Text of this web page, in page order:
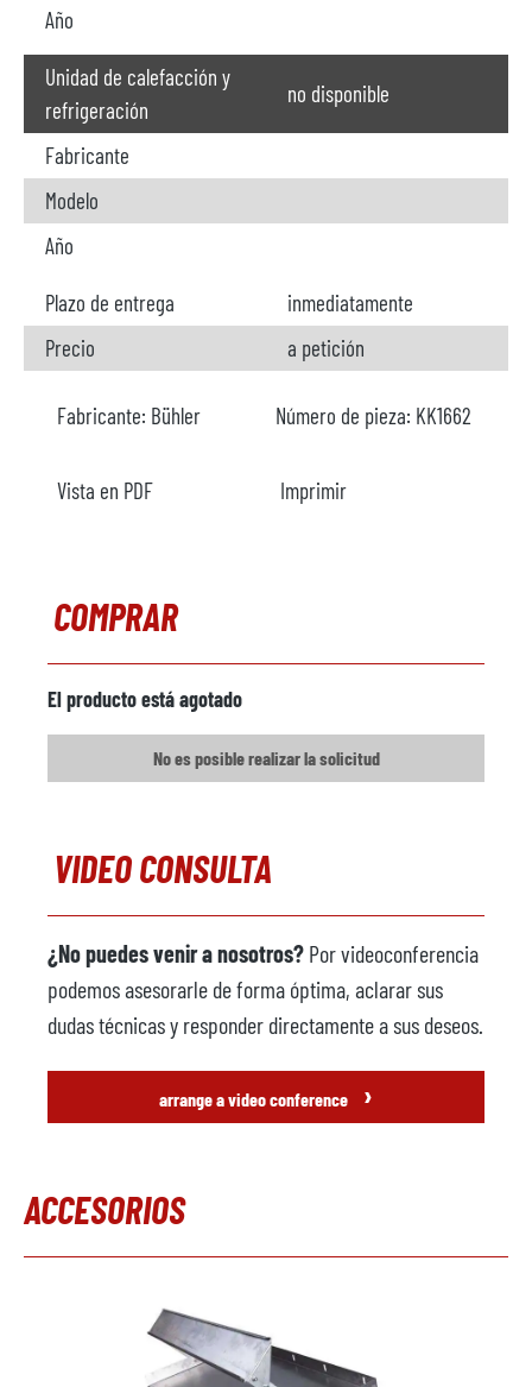
Año
Unidad de calefacción y
refrigeración
no disponible
Fabricante
Modelo
Año
Plazo de entrega
inmediatamente
Precio
a petición
Fabricante: Bühler Número de pieza: KK1662
Vista en PDF Imprimir
COMPRAR
El producto está agotado
No es posible realizar la solicitud
VIDEO CONSULTA
¿No puedes venir a nosotros? Por videoconferencia
podemos asesorarle de forma óptima, aclarar sus
dudas técnicas y responder directamente a sus deseos.
arrange a video conference ›
ACCESORIOS